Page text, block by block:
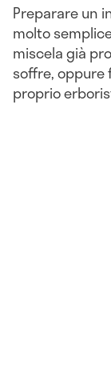
Preparare un
molto
miscela già
soffre, oppure
proprio